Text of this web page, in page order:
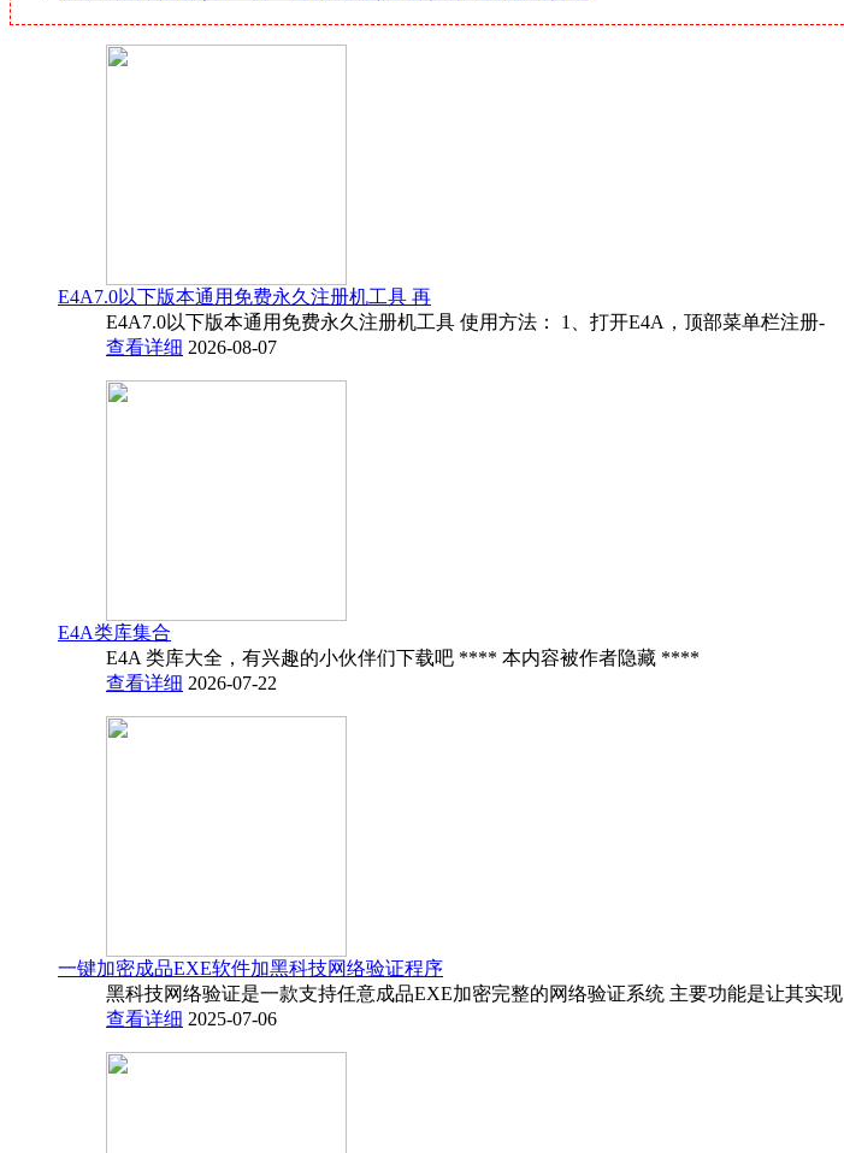
E4A7.0以下版本通用免费永久注册机工具 再
E4A7.0以下版本通用免费永久注册机工具 使用方法： 1、打开E4A，顶部菜单栏注册-
查看详细 2026-08-07
E4A类库集合
E4A 类库大全，有兴趣的小伙伴们下载吧 **** 本内容被作者隐藏 ****
查看详细 2026-07-22
一键加密成品EXE软件加黑科技网络验证程序
黑科技网络验证是一款支持任意成品EXE加密完整的网络验证系统 主要功能是让其实现
查看详细 2025-07-06